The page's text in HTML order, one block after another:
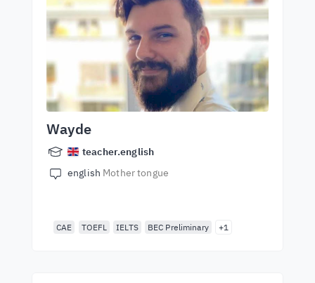
Wayde
teacher.english
english Mother tongue
CAE TOEFL IELTS BEC Preliminary +1